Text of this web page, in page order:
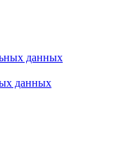
данных
данных